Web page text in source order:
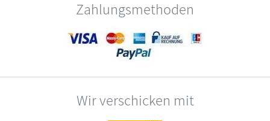
Zahlungsmethoden
Wir verschicken mit